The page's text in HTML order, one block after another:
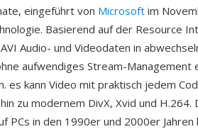
eingeführt von Microsoft im
Basierend auf der Resource
Audio- und Videodaten in
aufwendiges Stream-Management
es kann Video mit praktisch jedem
zu modernem DivX, Xvid und
PCs in den 1990er und 2000er